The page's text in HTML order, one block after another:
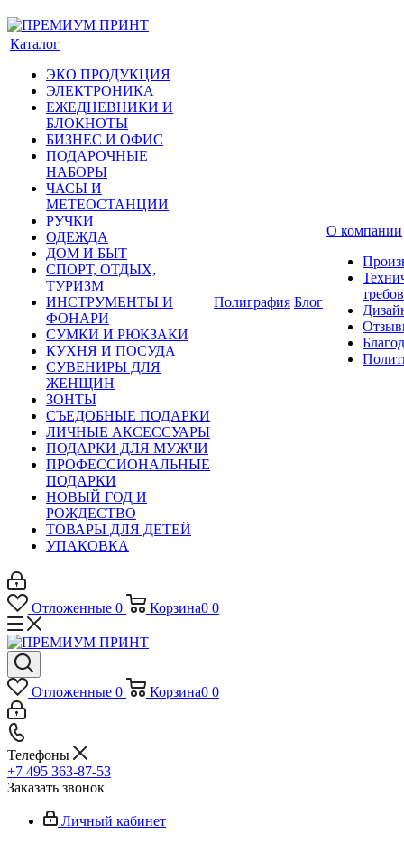
Каталог
ЭКО ПРОДУКЦИЯ
ЭЛЕКТРОНИКА
ЕЖЕДНЕВНИКИ И
БЛОКНОТЫ
БИЗНЕС И ОФИС
ПОДАРОЧНЫЕ
НАБОРЫ
ЧАСЫ И
МЕТЕОСТАНЦИИ
РУЧКИ
ОДЕЖДА
ДОМ И БЫТ
СПОРТ, ОТДЫХ,
ТУРИЗМ
ИНСТРУМЕНТЫ И
ФОНАРИ
СУМКИ И РЮКЗАКИ
КУХНЯ И ПОСУДА
СУВЕНИРЫ ДЛЯ
ЖЕНЩИН
ЗОНТЫ
СЪЕДОБНЫЕ ПОДАРКИ
ЛИЧНЫЕ АКСЕССУАРЫ
ПОДАРКИ ДЛЯ МУЖЧИ
ПРОФЕССИОНАЛЬНЫЕ
ПОДАРКИ
НОВЫЙ ГОД И
РОЖДЕСТВО
ТОВАРЫ ДЛЯ ДЕТЕЙ
УПАКОВКА
Полиграфия Блог
О компании
Отложенные 0 Корзина0 0
Отложенные 0 Корзина0 0
Телефоны
+7 495 363-87-53
Заказать звонок
Личный кабинет